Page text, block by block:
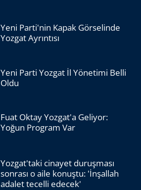
Yeni Parti'nin Kapak Görselinde
Yozgat Ayrıntısı
Yeni Parti Yozgat İl Yönetimi Belli
Oldu
Fuat Oktay Yozgat'a Geliyor:
Yoğun Program Var
Yozgat'taki cinayet duruşması
sonrası o aile konuştu: 'İnşallah
adalet tecelli edecek'